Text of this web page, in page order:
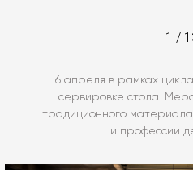
1 /
6 апреля в рамках
сервировке стола.
традиционного материала
и профессии